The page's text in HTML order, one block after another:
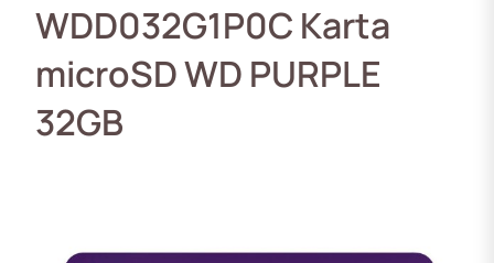
WDD032G1P0C Karta
microSD WD PURPLE
32GB